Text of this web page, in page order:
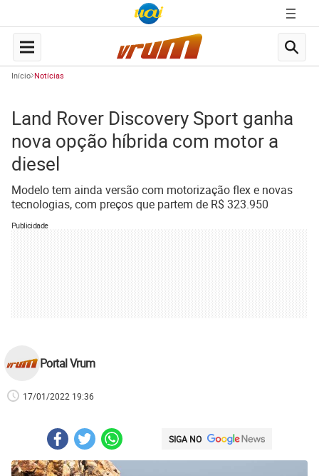
Início Notícias
Land Rover Discovery Sport ganha
nova opção híbrida com motor a
diesel
Modelo tem ainda versão com motorização flex e novas
tecnologias, com preços que partem de R$ 323.950
Publicidade
Portal Vrum
17/01/2022 19:36
SIGA NO